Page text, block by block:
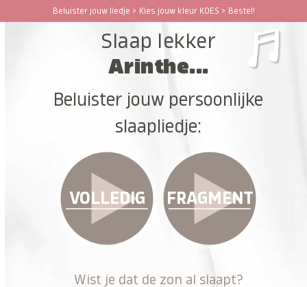
Beluister jouw liedje > Kies jouw kleur KOES > Bestel!
Open
Close
Slaap lekker
Arinthe...
Beluister jouw persoonlijke
slaapliedje:
VOLLEDIG FRAGMENT
Wist je dat de zon al slaapt?